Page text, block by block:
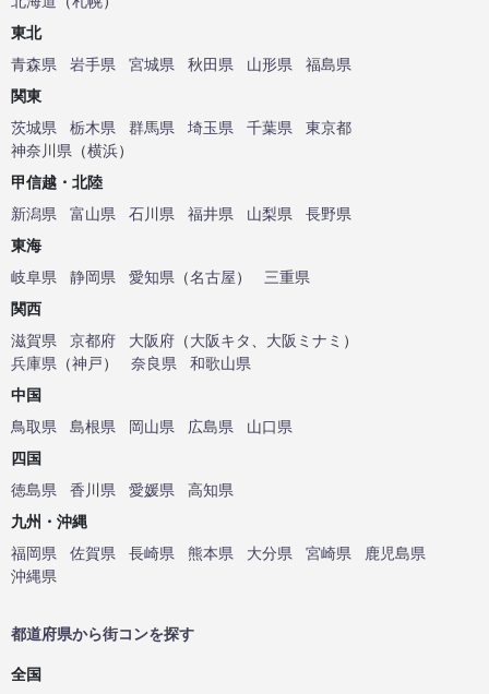
東北
青森県
岩手県 宮城県 秋田県 山形県
福島県
関東
茨城県
栃木県 群馬県 埼玉県 千葉県
東京都
神奈川県 （横浜）
甲信越・北陸
新潟県
富山県 石川県 福井県 山梨県
長野県
東海
岐阜県
静岡県 愛知県 （名古屋）
三重県
関西
滋賀県
京都府 大阪府 （大阪キタ 大阪ミナミ ）
兵庫県 （神戸） 奈良県
和歌山県
中国
鳥取県
島根県 岡山県 広島県
山口県
四国
徳島県
香川県 愛媛県
高知県
九州・沖縄
福岡県
佐賀県 長崎県 熊本県 大分県 宮崎県
鹿児島県
沖縄県
都道府県から街コンを探す
全国